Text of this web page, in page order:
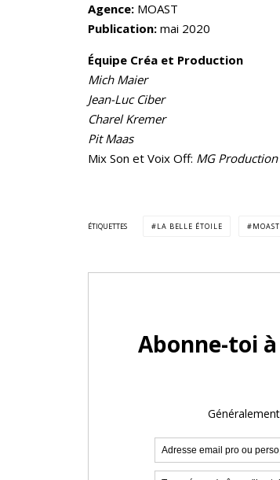
Agence: MOAST
Publication: mai 2020
Équipe Créa et Production
Mich Maier
Jean-Luc Ciber
Charel Kremer
Pit Maas
Mix Son et Voix Off: MG Production
ÉTIQUETTES LA BELLE ÉTOILE MOAST